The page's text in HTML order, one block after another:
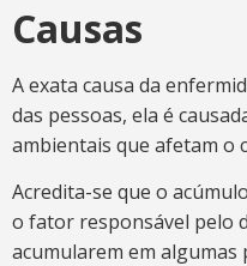
Causas
A exata causa da
das pessoas, ela é
ambientais que afetam o
Acredita-se que o
o fator responsável pelo
acumularem em algumas